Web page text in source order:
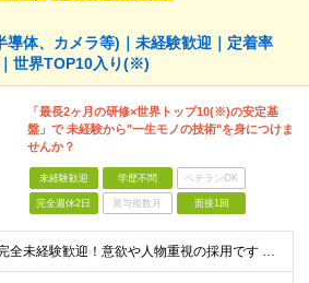
導体、カメラ等)｜未経験歓迎｜定着率
世界TOP10入り(※)
「最長2ヶ月の研修×世界トップ10(※)の安定基
盤」で 未経験から"一生モノの技術"を身につけま
せんか？
未経験歓迎 学歴不問 ベテランOK
完全週休2日 賞与複数月 面接1回
★完全未経験歓迎！意欲や人物重視の採用です ★文系・理系問わず歓迎いたします！ ■学歴不問 ■第二新卒歓迎 ■職種・業種・社会人未経験OK ■フリーター・社会人経験10年以上の方も歓迎 ■ブランク・